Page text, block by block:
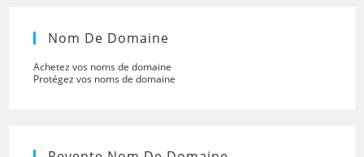
Nom De Domaine
Achetez vos noms de domaine
Protégez vos noms de domaine